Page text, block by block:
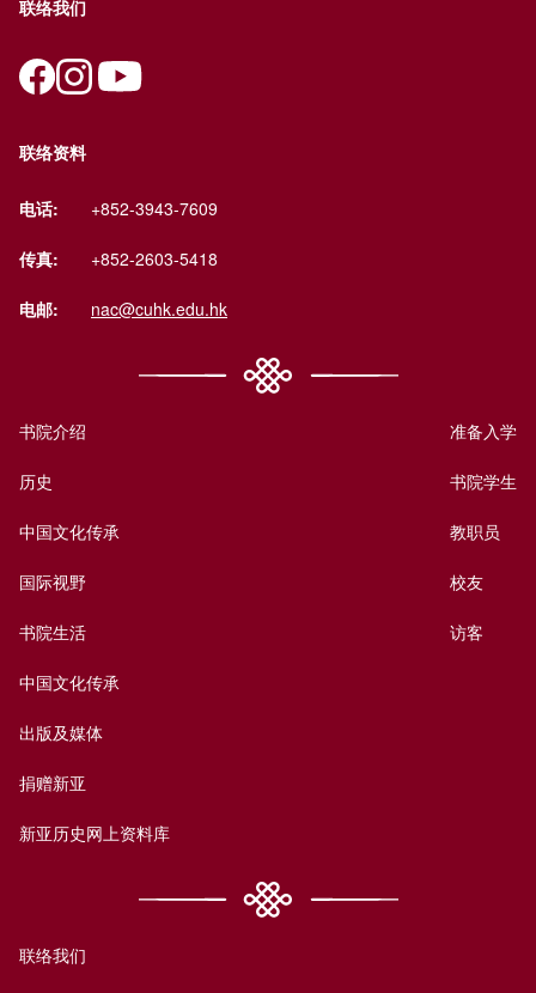
联络我们
联络资料
电话: +852-3943-7609
传真: +852-2603-5418
电邮: nac@cuhk.edu.hk
书院介绍
历史
中国文化传承
国际视野
书院生活
中国文化传承
出版及媒体
捐赠新亚
新亚历史网上资料库
准备入学
书院学生
教职员
校友
访客
联络我们